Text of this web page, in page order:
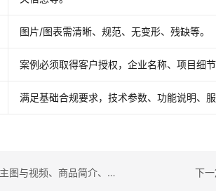
图片/图表需清晰、规范、无变形、残缺等。
案例必须取得客户授权，企业名称、项目细
满足基础合规要求，技术参数、功能说明、
上一篇：商品logo、商品主图与视频、商品简介、商品说明发布说明 下